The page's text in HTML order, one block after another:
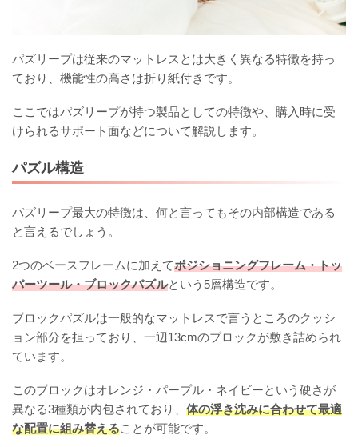
パズリープは従来のマットレスとは大きく異なる特徴を持っ
ており、機能性の高さは折り紙付きです。
ここではパズリープが持つ製品としての特徴や、購入時に受
けられるサポート面などについて解説します。
パズル構造
パズリープ最大の特徴は、何と言ってもその内部構造である
と言えるでしょう。
2つのベースフレームに加えてポジショニングフレーム・トッ
パーツール・ブロックパズルという5層構造です。
ブロックパズルは一般的なマットレスで言うところのクッシ
ョン部分を担っており、一辺13cmのブロックが敷き詰められ
ています。
このブロックはオレンジ・パープル・ネイビーという硬さが
異なる3種類が内包されており、 体の浮き沈みに合わせて最適
な配置に組み替えることが可能です。